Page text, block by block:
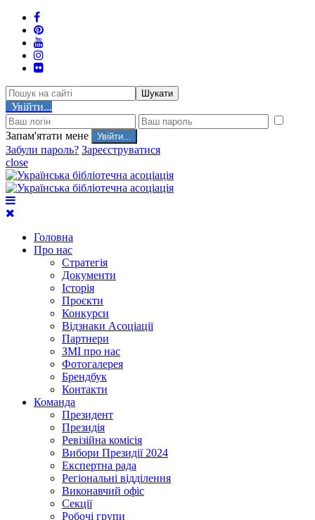
Шукати
Увійти...
Запам'ятати мене
Забули пароль? Зареєструватися
close
Головна
Про нас
Стратегія
Документи
Історія
Проєкти
Конкурси
Відзнаки Асоціації
Партнери
ЗМІ про нас
Фотогалерея
Брендбук
Контакти
Команда
Президент
Президія
Ревізійна комісія
Вибори Президії 2024
Експертна рада
Регіональні відділення
Виконавчий офіс
Секції
Робочі групи